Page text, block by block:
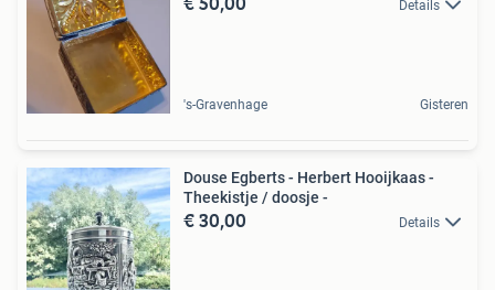
Details
's-Gravenhage Gisteren
Douse Egberts - Herbert Hooijkaas -
Theekistje / doosje -
€ 30,00 Details